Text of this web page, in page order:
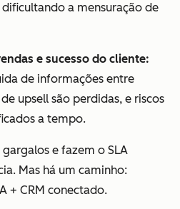
a mensuração de
e sucesso do cliente:
de informações entre
upsell são perdidas, e riscos
a tempo.
e fazem o SLA
Mas há um caminho:
+ CRM conectado.